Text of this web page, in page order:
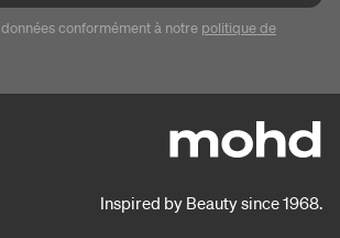
conformément à notre politique de
Inspired by Beauty since 1968.